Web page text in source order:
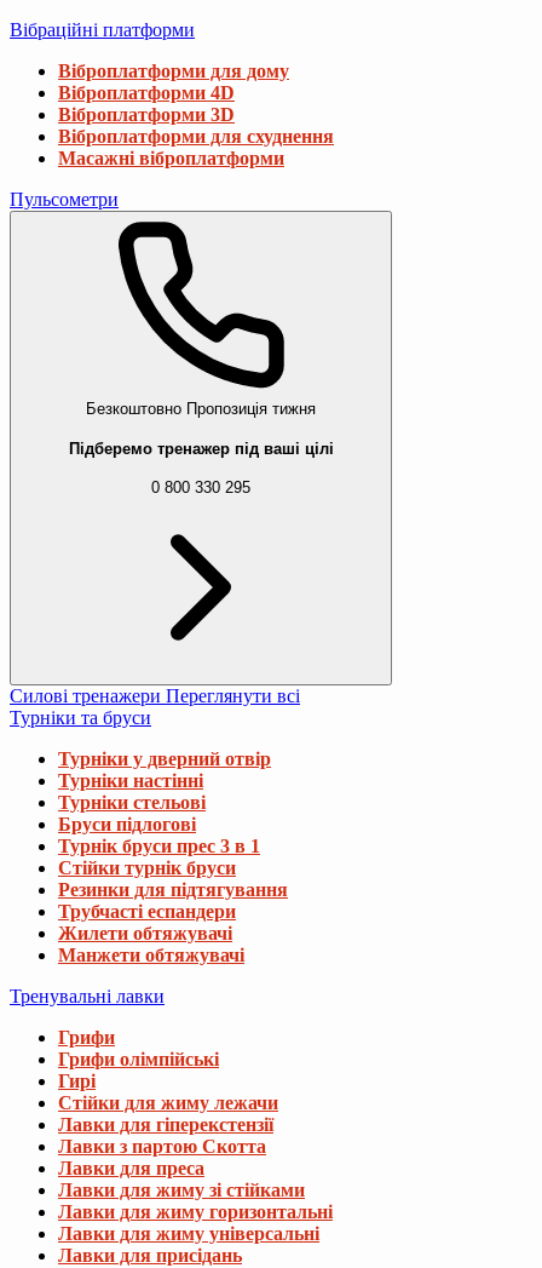
Вібраційні платформи
Віброплатформи для дому
Віброплатформи 4D
Віброплатформи 3D
Віброплатформи для схуднення
Масажні віброплатформи
Пульсометри
Безкоштовно Пропозиція тижня
Підберемо тренажер під ваші цілі
0 800 330 295
Силові тренажери Переглянути всі
Турніки та бруси
Турніки у дверний отвір
Турніки настінні
Турніки стельові
Бруси підлогові
Турнік бруси прес 3 в 1
Стійки турнік бруси
Резинки для підтягування
Трубчасті еспандери
Жилети обтяжувачі
Манжети обтяжувачі
Тренувальні лавки
Грифи
Грифи олімпійські
Гирі
Стійки для жиму лежачи
Лавки для гіперекстензії
Лавки з партою Скотта
Лавки для преса
Лавки для жиму зі стійками
Лавки для жиму горизонтальні
Лавки для жиму універсальні
Лавки для присідань